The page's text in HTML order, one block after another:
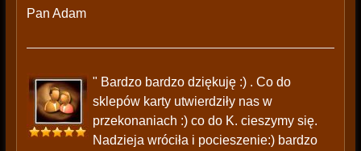
Pan Adam
" Bardzo bardzo dziękuję :) . Co do
sklepów karty utwierdziły nas w
przekonaniach :) co do K. cieszymy się.
Nadzieja wróciła i pocieszenie:) bardzo